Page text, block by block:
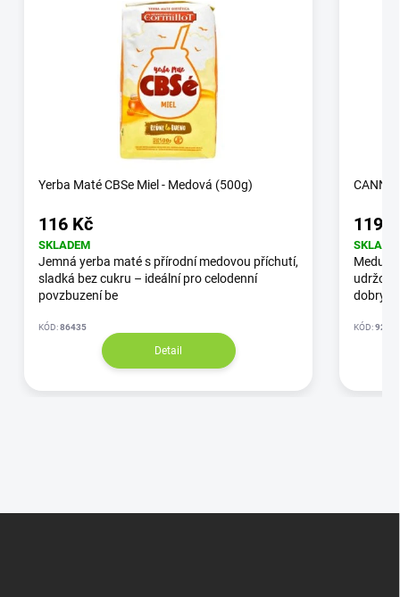
Yerba Maté CBSe Miel - Medová (500g)
116 Kč
SKLADEM
Jemná yerba maté s přírodní medovou příchutí,
sladká bez cukru – ideální pro celodenní
povzbuzení be
KÓD:86435
Detail
119
dobrý
KÓD:9223